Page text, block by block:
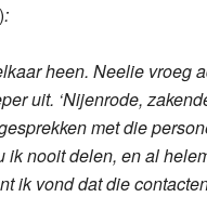
):
heen. Neelie vroeg
uit. ‘Nijenrode,
met die
ik nooit delen, en al
ik vond dat die